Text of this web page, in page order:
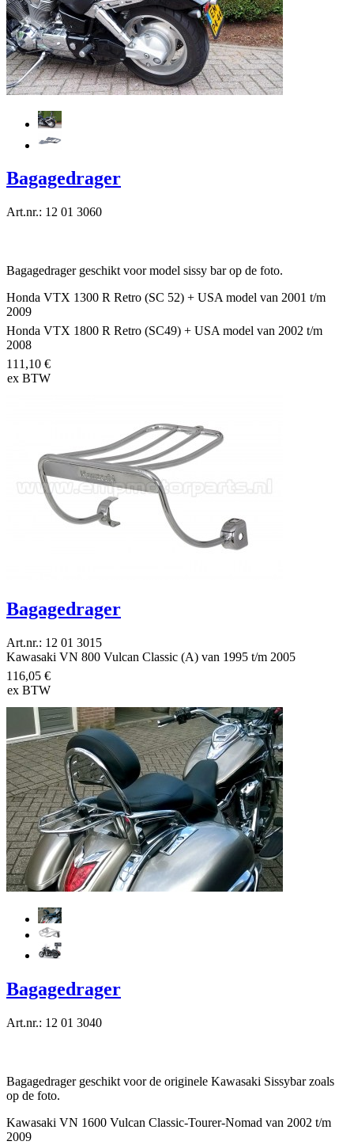
Bagagedrager
Art.nr.: 12 01 3060
Bagagedrager geschikt voor model sissy bar op de foto.
Honda VTX 1300 R Retro (SC 52) + USA model van 2001 t/m
2009
Honda VTX 1800 R Retro (SC49) + USA model van 2002 t/m
2008
111,10 €
ex BTW
Bagagedrager
Art.nr.: 12 01 3015
Kawasaki VN 800 Vulcan Classic (A) van 1995 t/m 2005
116,05 €
ex BTW
Bagagedrager
Art.nr.: 12 01 3040
Bagagedrager geschikt voor de originele Kawasaki Sissybar zoals
op de foto.
Kawasaki VN 1600 Vulcan Classic-Tourer-Nomad van 2002 t/m
2009